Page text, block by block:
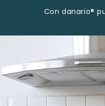
Con danario®